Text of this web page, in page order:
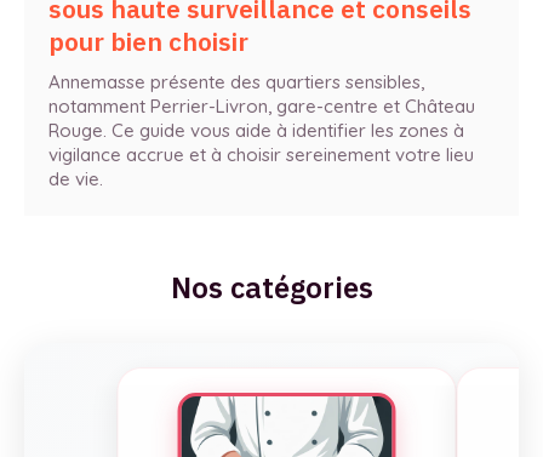
sous haute surveillance et conseils
pour bien choisir
Annemasse présente des quartiers sensibles,
notamment Perrier-Livron, gare-centre et Château
Rouge. Ce guide vous aide à identifier les zones à
vigilance accrue et à choisir sereinement votre lieu
de vie.
Nos catégories